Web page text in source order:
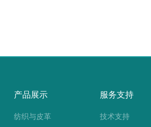
产品展示
纺织与皮革
服务支持
技术支持